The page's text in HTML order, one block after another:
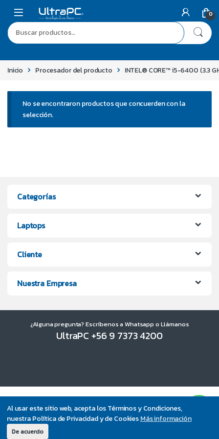
Al usar este sitio web, acepta los Términos y Condiciones,
nuestra Política de Privacidad y de CookiesMás información
De acuerdo
0
Inicio Procesador del producto INTEL® CORE™ i5-6400 (3.3
No se encontraron productos que concuerden con la
selección.
Categorías
Laptops
Cliente
Nuestra Empresa
¿Alguna pregunta? Escríbenos a Whatsapp o Llámanos
UltraPC +56 9 7373 4200